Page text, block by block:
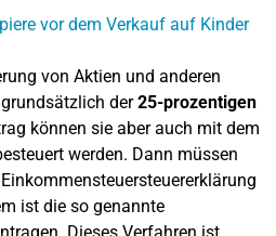
von Aktien und anderen
der25-prozentigen
können sie aber auch mit dem
werden. Dann müssen
ist die so genannte